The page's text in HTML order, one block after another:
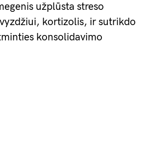
užplūsta streso
kortizolis, ir sutrikdo
konsolidavimo